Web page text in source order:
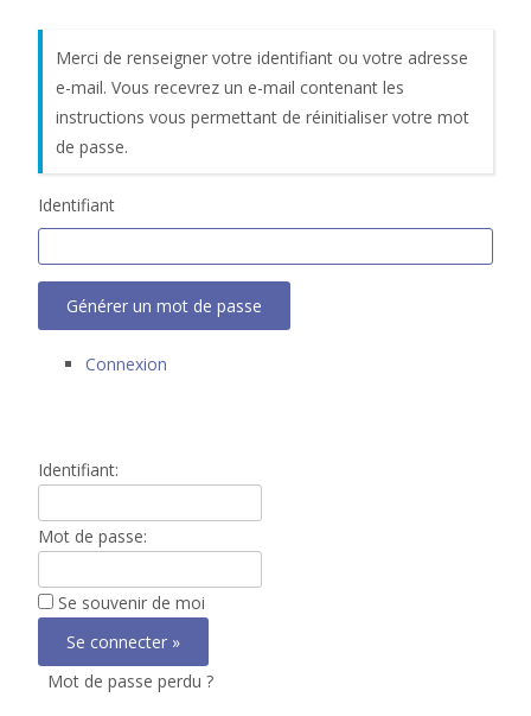
Merci de renseigner votre identifiant ou votre adresse
e-mail. Vous recevrez un e-mail contenant les
instructions vous permettant de réinitialiser votre mot
de passe.
Identifiant
Générer un mot de passe
Connexion
Identifiant:
Mot de passe:
Se souvenir de moi
Mot de passe perdu ?